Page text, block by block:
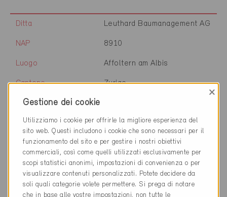
Ditta Leuthard Baumanagement AG
NAP 8910
Luogo Affoltern am Albis
Cantone Zurigo
Sito web
Ditta Mäder Bauphysik GmbH
NAP 8404
Luogo Winterthur
Gestione dei cookie
×
Utilizziamo i cookie per offrirle la migliore esperienza del
sito web. Questi includono i cookie che sono necessari per il
funzionamento del sito e per gestire i nostri obiettivi
commerciali, così come quelli utilizzati esclusivamente per
scopi statistici anonimi, impostazioni di convenienza o per
visualizzare contenuti personalizzati. Potete decidere da
soli quali categorie volete permettere. Si prega di notare
che in base alle vostre impostazioni, non tutte le